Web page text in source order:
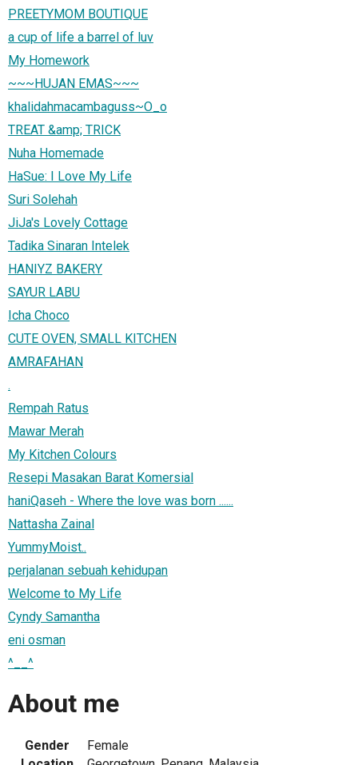
PREETYMOM BOUTIQUE
a cup of life a barrel of luv
My Homework
~~~HUJAN EMAS~~~
khalidahmacambaguss~O_o
TREAT &amp; TRICK
Nuha Homemade
HaSue: I Love My Life
Suri Solehah
JiJa's Lovely Cottage
Tadika Sinaran Intelek
HANIYZ BAKERY
SAYUR LABU
Icha Choco
CUTE OVEN, SMALL KITCHEN
AMRAFAHAN
.
Rempah Ratus
Mawar Merah
My Kitchen Colours
Resepi Masakan Barat Komersial
haniQaseh - Where the love was born ......
Nattasha Zainal
YummyMoist..
perjalanan sebuah kehidupan
Welcome to My Life
Cyndy Samantha
eni osman
^__^
About me
Gender
Female